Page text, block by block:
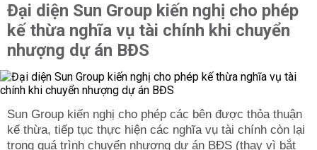
Đại diện Sun Group kiến nghị cho phép
kế thừa nghĩa vụ tài chính khi chuyển
nhượng dự án BĐS
Sun Group kiến nghị cho phép các bên được thỏa thuận
kế thừa, tiếp tục thực hiện các nghĩa vụ tài chính còn lại
trong quá trình chuyển nhượng dự án BĐS (thay vì bắt